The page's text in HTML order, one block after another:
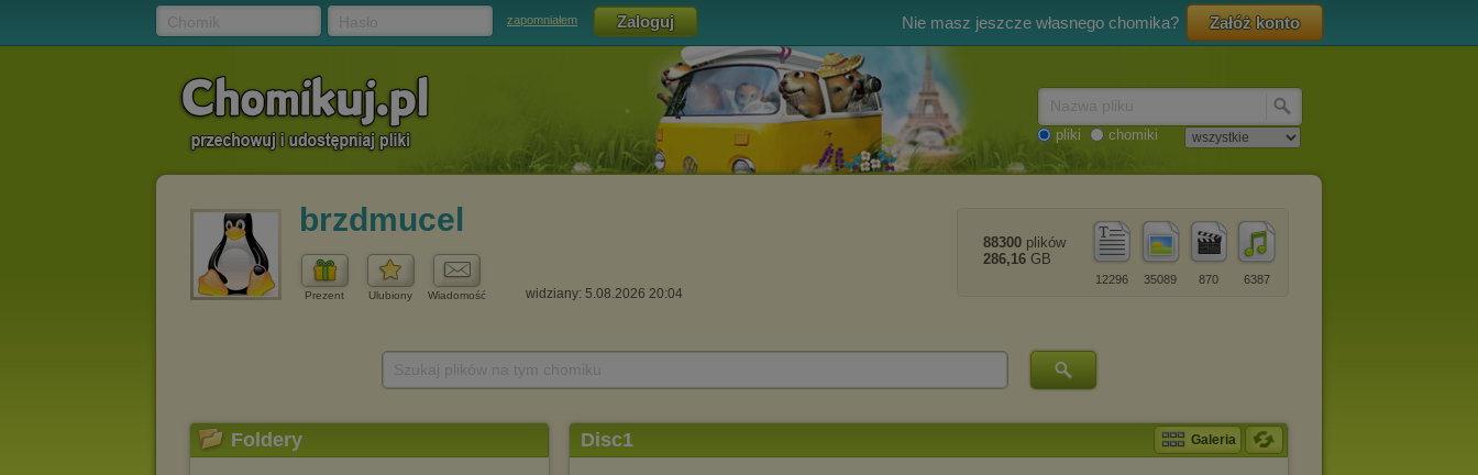
zapomniałem Nie masz jeszcze własnego chomika? Załóż konto
pliki chomiki
brzdmucel
Prezent Ulubiony Wiadomość widziany: 5.08.2026 20:04
6387
870
35089
12296
88300 plików
286,16 GB
Foldery Disc1 Galeria